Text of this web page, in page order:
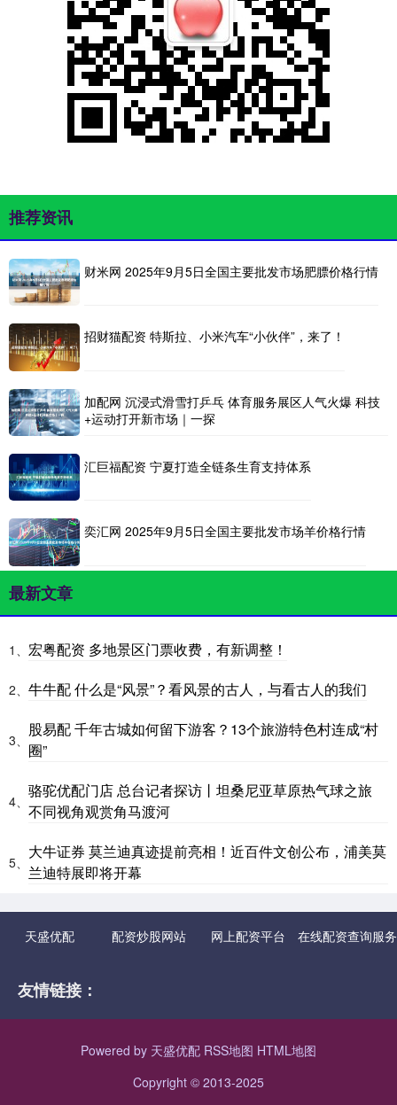
推荐资讯
财米网 2025年9月5日全国主要批发市场肥膘价格行情
招财猫配资 特斯拉、小米汽车“小伙伴”，来了！
加配网 沉浸式滑雪打乒乓 体育服务展区人气火爆 科技
+运动打开新市场｜一探
汇巨福配资 宁夏打造全链条生育支持体系
奕汇网 2025年9月5日全国主要批发市场羊价格行情
最新文章
1、 宏粤配资 多地景区门票收费，有新调整！
2、 牛牛配 什么是“风景”？看风景的古人，与看古人的我们
3、
股易配 千年古城如何留下游客？13个旅游特色村连成“村
圈”
4、
骆驼优配门店 总台记者探访丨坦桑尼亚草原热气球之旅
不同视角观赏角马渡河
5、
大牛证券 莫兰迪真迹提前亮相！近百件文创公布，浦美莫
兰迪特展即将开幕
天盛优配 配资炒股网站 网上配资平台 在线配资查询服务
友情链接：
Powered by 天盛优配 RSS地图 HTML地图
Copyright © 2013-2025